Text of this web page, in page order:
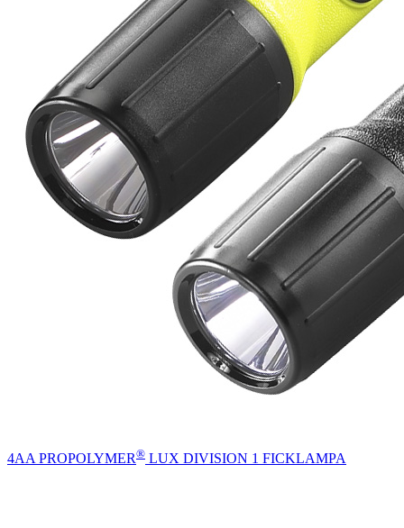
4AA PROPOLYMER® LUX DIVISION 1 FICKLAMPA